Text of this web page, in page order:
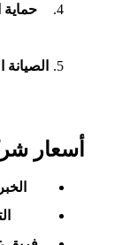
حماية
الصيانة
أسعار